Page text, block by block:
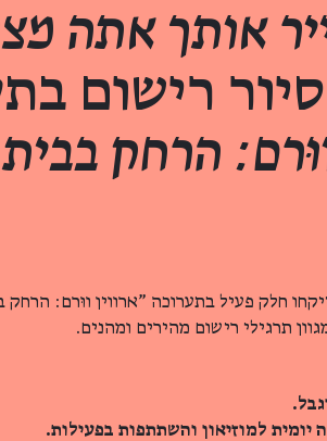
אותך אתה
רישום
הרחק בבית
חלק פעיל בתערוכה "ארווין ווּרם: הרחק
תרגילי רישום מהירים ומהנים.
יומית למוזיאון והשתתפות בפעילות.